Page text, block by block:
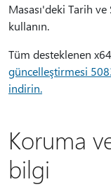
Masası'deki Tarih
kullanın.
Tüm desteklenen
güncelleştirmesi
indirin.
Koruma
bilgi